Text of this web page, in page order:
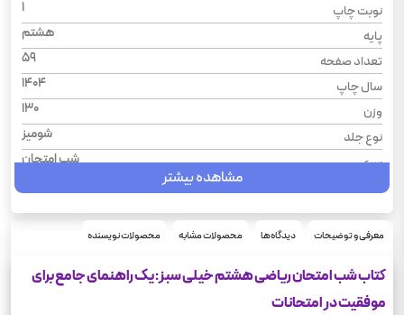
نوبت چاپ
1
پایه
هشتم
تعداد صفحه
59
سال چاپ
1404
وزن
130
نوع جلد
شومیز
سری
شب امتحان
درس
ریاضی
مشاهده بیشتر
معرفی و توضیحات دیدگاه‌ها محصولات مشابه محصولات نویسنده
کتاب شب امتحان ریاضی هشتم خیلی سبز: یک راهنمای جامع برای
موفقیت در امتحانات